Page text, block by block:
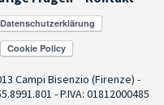
Campi Bisenzio (Firenze) -
- P.IVA: 01812000485